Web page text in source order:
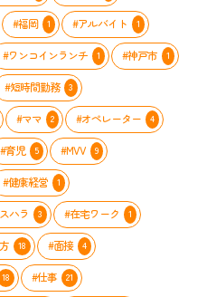
#福岡 1 #アルバイト 1
#ワンコインランチ 1 #神戸市 1
#短時間勤務 3
#ママ 2 #オペレーター 4
#育児 5 #MVV 9
#健康経営 1
ハラ 3 #在宅ワーク 1
18 #面接 4
18 #仕事 21